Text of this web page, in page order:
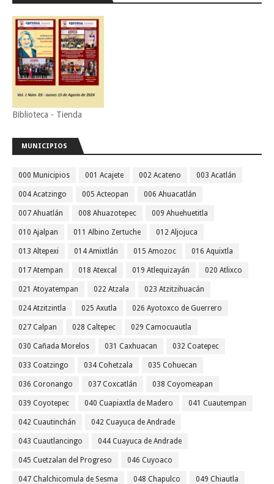
Biblioteca - Tienda
MUNICIPIOS
000 Municipios 001 Acajete 002 Acateno 003 Acatlán
004 Acatzingo 005 Acteopan 006 Ahuacatlán
007 Ahuatlán 008 Ahuazotepec 009 Ahuehuetitla
010 Ajalpan 011 Albino Zertuche 012 Aljojuca
013 Altepexi 014 Amixtlán 015 Amozoc 016 Aquixtla
017 Atempan 018 Atexcal 019 Atlequizayán 020 Atlixco
021 Atoyatempan 022 Atzala 023 Atzitzihuacán
024 Atzitzintla 025 Axutla 026 Ayotoxco de Guerrero
027 Calpan 028 Caltepec 029 Camocuautla
030 Cañada Morelos 031 Caxhuacan 032 Coatepec
033 Coatzingo 034 Cohetzala 035 Cohuecan
036 Coronango 037 Coxcatlán 038 Coyomeapan
039 Coyotepec 040 Cuapiaxtla de Madero 041 Cuautempan
042 Cuautinchán 042 Cuayuca de Andrade
043 Cuautlancingo 044 Cuayuca de Andrade
045 Cuetzalan del Progreso 046 Cuyoaco
047 Chalchicomula de Sesma 048 Chapulco 049 Chiautla